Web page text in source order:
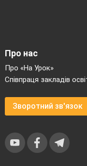
Про нас
Про «На Урок»
Співпраця закладів
Зворотний зв'язок